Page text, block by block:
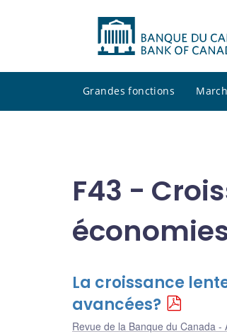
Grandes fonctions
F43 -
La croissance
avancées?
Revue de la Banque du Canada -